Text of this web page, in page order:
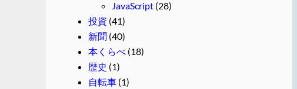
JavaScript (28)
投資 (41)
新聞 (40)
本くらべ (18)
歴史 (1)
自転車 (1)